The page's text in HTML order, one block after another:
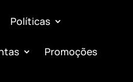
Políticas
Promoções